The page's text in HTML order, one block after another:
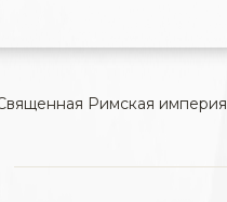
Римская империя